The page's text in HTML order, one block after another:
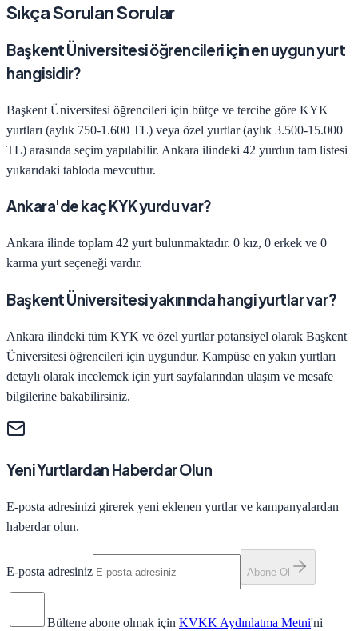
Sıkça Sorulan Sorular
Başkent Üniversitesi öğrencileri için en uygun yurt
hangisidir?
Başkent Üniversitesi öğrencileri için bütçe ve tercihe göre KYK
yurtları (aylık 750-1.600 TL) veya özel yurtlar (aylık 3.500-15.000
TL) arasında seçim yapılabilir. Ankara ilindeki 42 yurdun tam listesi
yukarıdaki tabloda mevcuttur.
Ankara'de kaç KYK yurdu var?
Ankara ilinde toplam 42 yurt bulunmaktadır. 0 kız, 0 erkek ve 0
karma yurt seçeneği vardır.
Başkent Üniversitesi yakınında hangi yurtlar var?
Ankara ilindeki tüm KYK ve özel yurtlar potansiyel olarak Başkent
Üniversitesi öğrencileri için uygundur. Kampüse en yakın yurtları
detaylı olarak incelemek için yurt sayfalarından ulaşım ve mesafe
bilgilerine bakabilirsiniz.
Yeni Yurtlardan Haberdar Olun
E-posta adresinizi girerek yeni eklenen yurtlar ve kampanyalardan
haberdar olun.
E-posta adresiniz Abone Ol
Bültene abone olmak için KVKK Aydınlatma Metni'ni